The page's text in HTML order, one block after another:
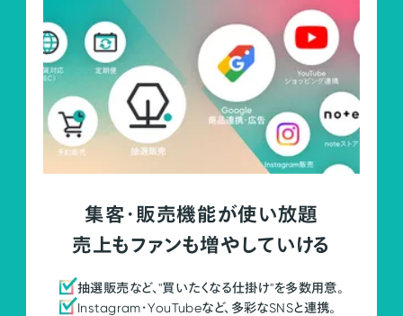
集客・販売機能が使い放題
売上もファンも増やしていける
抽選販売など、"買いたくなる仕掛け"を多数用意。
Instagram・YouTubeなど、多彩なSNSと連携。